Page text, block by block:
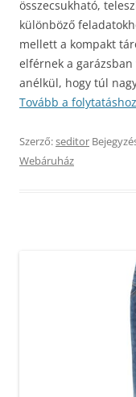
összecsukható,
különböző
mellett a kompakt
elférnek a garázsban
anélkül, hogy túl
Tovább a folytatáshoz
Szerző:seditor
Webáruház